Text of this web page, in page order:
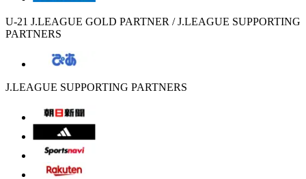
U-21 J.LEAGUE GOLD PARTNER / J.LEAGUE SUPPORTING
PARTNERS
J.LEAGUE SUPPORTING PARTNERS